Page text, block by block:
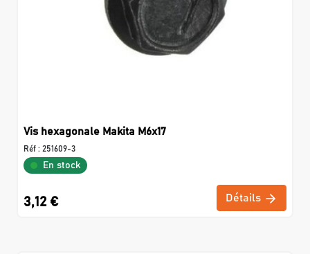
Vis hexagonale Makita M6x17
Réf : 251609-3
En stock
3,12 € Détails